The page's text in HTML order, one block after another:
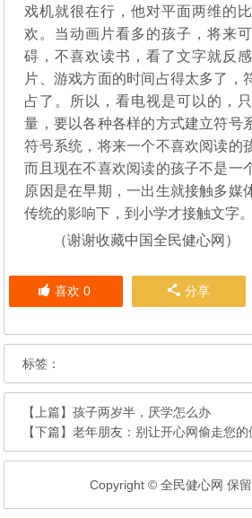
戏机就很在行，他对平面两维的
欢。当动画片看多的孩子，将来
碍，不喜欢读书，看了文字就反
片、游戏方面的时间占得太多了，
占了。所以，看电视是可以的，
量，要以各种各样的方式建立符号
符号系统，将来一个不喜欢阅读的
而且现在不喜欢阅读的孩子不是一
原因是在早期，一出生就接触多媒
传统的影响下，到小学才接触文字。
（谢谢收藏中国全民健心网）
喜欢 0 分享
标签：
【上篇】孩子两岁半，厌学怎么办
【下篇】老年朋友：别让开心网偷走您的
Copyright © 全民健心网 保